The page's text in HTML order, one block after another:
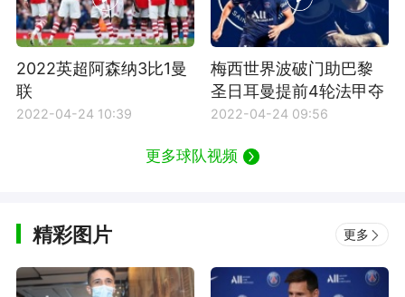
2022英超阿森纳3比1曼
联
2022-04-24 10:39
梅西世界波破门助巴黎
圣日耳曼提前4轮法甲夺
冠
2022-04-24 09:56
更多球队视频
精彩图片 更多